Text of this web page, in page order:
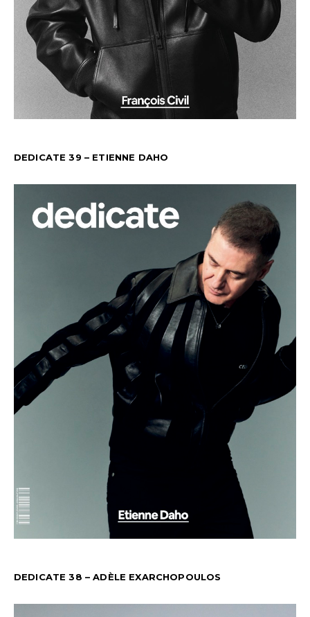
DEDICATE 39 – ETIENNE DAHO
DEDICATE 38 – ADÈLE EXARCHOPOULOS